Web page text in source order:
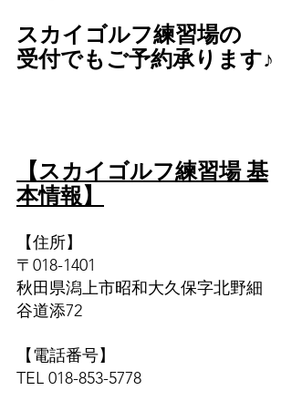
スカイゴルフ練習場の
受付でもご予約承ります♪
【スカイゴルフ練習場 基
本情報】
【住所】
〒018-1401
秋田県潟上市昭和大久保字北野細
谷道添72
【電話番号】
TEL 018-853-5778